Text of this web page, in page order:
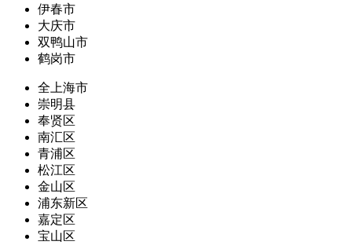
伊春市
大庆市
双鸭山市
鹤岗市
全上海市
崇明县
奉贤区
南汇区
青浦区
松江区
金山区
浦东新区
嘉定区
宝山区